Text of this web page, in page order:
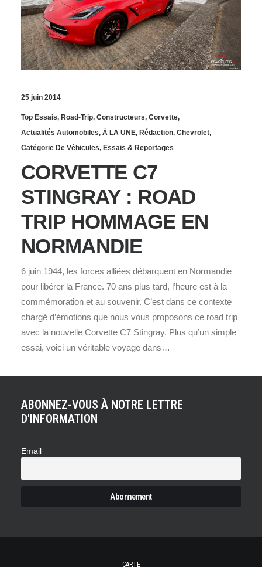
25 juin 2014
Top Essais, Road-Trip, Constructeurs, Corvette,
Actualités Automobiles, À LA UNE, Rédaction, Chevrolet,
Catégorie De Véhicules, Essais & Reportages
CORVETTE C7
STINGRAY : ROAD
TRIP HOMMAGE EN
NORMANDIE
6 juin 1944, les forces alliées débarquent en Normandie
pour libérer la France. 70 ans plus tard, l’heure est à la
commémoration et au souvenir. C’est dans ce contexte
chargé d’émotions que nous vous proposons ce road trip
avec la nouvelle Corvette C7 Stingray. Plus qu’un simple
essai, voici un véritable voyage dans…
ABONNEZ-VOUS À NOTRE LETTRE
D'INFORMATION
Email
CARTE